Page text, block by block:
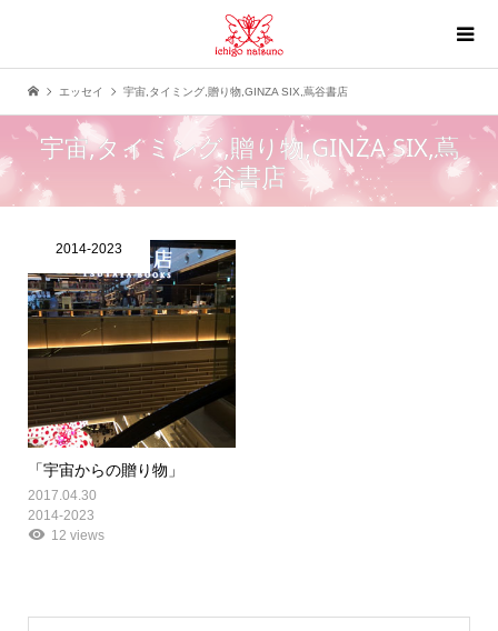
エッセイ 宇宙,タイミング,贈り物,GINZA SIX,蔦谷書店
宇宙,タイミング,贈り物,GINZA SIX,蔦
谷書店
2014-2023
「宇宙からの贈り物」
2017.04.30
2014-2023
12 views